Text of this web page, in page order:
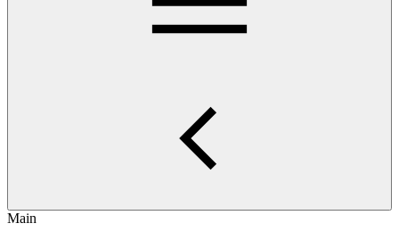
Main